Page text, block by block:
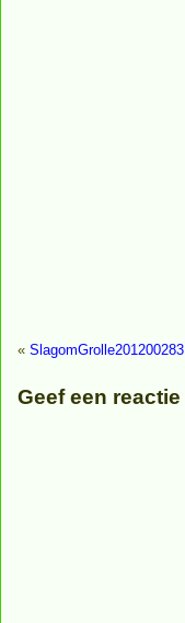
« SlagomGrolle201200283
Geef een reactie